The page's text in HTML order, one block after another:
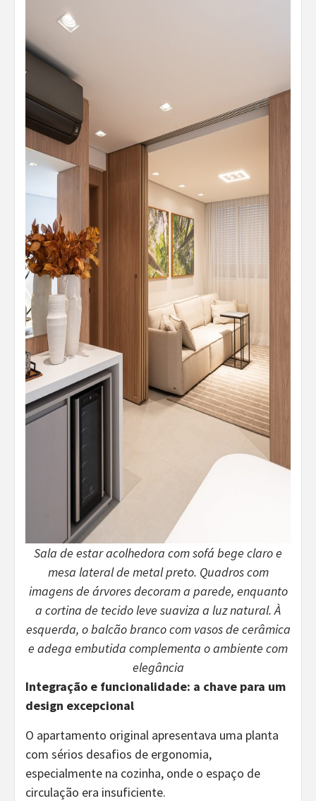
Sala de estar acolhedora com sofá bege claro e
mesa lateral de metal preto. Quadros com
imagens de árvores decoram a parede, enquanto
a cortina de tecido leve suaviza a luz natural. À
esquerda, o balcão branco com vasos de cerâmica
e adega embutida complementa o ambiente com
elegância
Integração e funcionalidade: a chave para um
design excepcional
O apartamento original apresentava uma planta
com sérios desafios de ergonomia,
especialmente na cozinha, onde o espaço de
circulação era insuficiente.